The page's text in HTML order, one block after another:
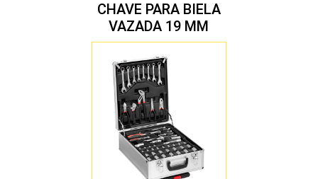
CHAVE PARA BIELA
VAZADA 19 MM